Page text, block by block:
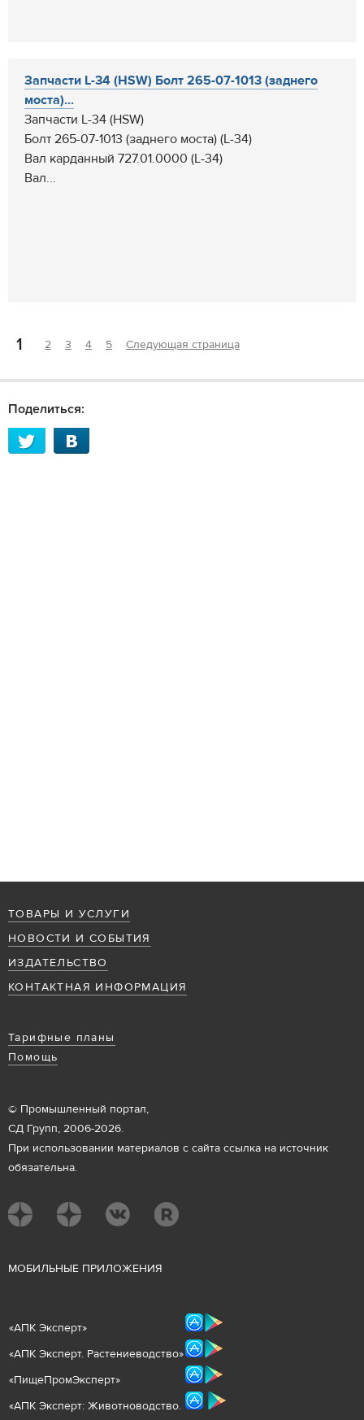
Запчасти L-34 (HSW) Болт 265-07-1013 (заднего
моста)...
Запчасти L-34 (HSW)
Болт 265-07-1013 (заднего моста) (L-34)
Вал карданный 727.01.0000 (L-34)
Вал...
1 2 3 4 5 Следующая страница
Поделиться:
ТОВАРЫ И УСЛУГИ
НОВОСТИ И СОБЫТИЯ
ИЗДАТЕЛЬСТВО
КОНТАКТНАЯ ИНФОРМАЦИЯ
Тарифные планы
Помощь
© Промышленный портал,
СД Групп, 2006-2026.
При использовании материалов с сайта ссылка на источник
обязательна.
МОБИЛЬНЫЕ ПРИЛОЖЕНИЯ
«АПК Эксперт»
«АПК Эксперт. Растениеводство»
«ПищеПромЭксперт»
«АПК Эксперт: Животноводство.